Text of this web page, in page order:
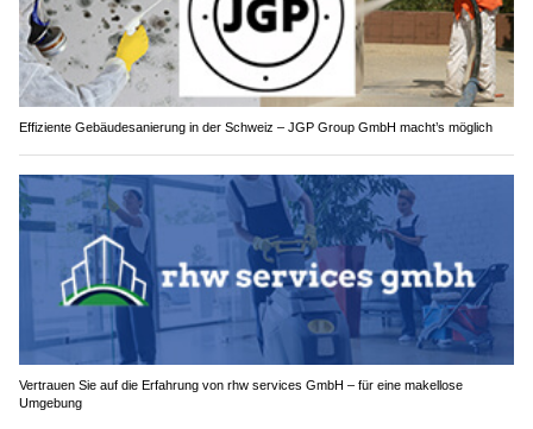
Effiziente Gebäudesanierung in der Schweiz – JGP Group GmbH macht’s möglich
Vertrauen Sie auf die Erfahrung von rhw services GmbH – für eine makellose
Umgebung